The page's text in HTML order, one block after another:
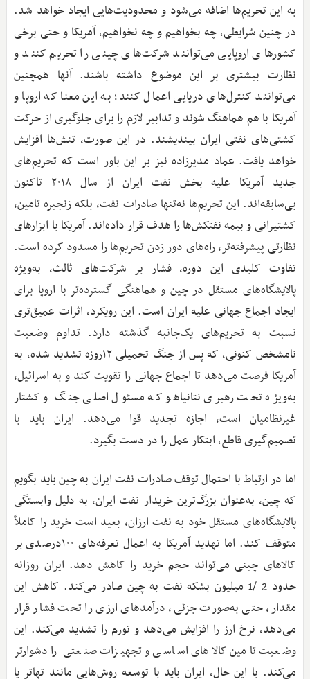
به این تحریم‌ها اضافه می‌شود و محدودیت‌هایی ایجاد خواهد شد.
در چنین شرایطی، چه بخواهیم و چه نخواهیم، آمریکا و حتی برخی
کشورهای اروپایی می‌توانند شرکت‌های چینی را تحریم کنند و
نظارت بیشتری بر این موضوع داشته باشند. آنها همچنین
می‌توانند کنترل‌های دریایی اعمال کنند؛ به این معنا که اروپا و
آمریکا با هم هماهنگ شوند و تدابیر لازم را برای جلوگیری از حرکت
کشتی‌های نفتی ایران بیندیشند. در این صورت، تنش‌ها افزایش
خواهد یافت. عماد مدیرزاده نیز بر این باور است که تحریم‌های
جدید آمریکا علیه بخش نفت ایران از سال ۲۰۱۸ تاکنون
بی‌سابقه‌اند. این تحریم‌ها نه‌تنها صادرات نفت، بلکه زنجیره تامین،
کشتیرانی و بیمه نفتکش‌ها را هدف قرار داده‌اند. آمریکا با ابزارهای
نظارتی پیشرفته‌تر، راه‌های دور زدن تحریم‌ها را مسدود کرده است.
تفاوت کلیدی این دوره، فشار بر شرکت‌های ثالث، به‌ویژه
پالایشگاه‌های مستقل در چین و هماهنگی گسترده‌تر با اروپا برای
ایجاد اجماع جهانی علیه ایران است. این رویکرد، اثرات عمیق‌تری
نسبت به تحریم‌های یک‌جانبه گذشته دارد. تداوم وضعیت
نامشخص کنونی، که پس از جنگ تحمیلی ۱۲روزه تشدید شده، به
آمریکا فرصت می‌دهد تا اجماع جهانی را تقویت کند و به اسرائیل،
به‌ویژه تحت رهبری نتانیاهو که مسئول اصلی جنگ و کشتار
غیرنظامیان است، اجازه تجدید قوا می‌دهد. ایران باید با
تصمیم‌گیری قاطع، ابتکار عمل را در دست بگیرد.
اما در ارتباط با احتمال توقف صادرات نفت ایران به چین باید بگویم
که چین، به‌عنوان بزرگ‌ترین خریدار نفت ایران، به دلیل وابستگی
پالایشگاه‌های مستقل خود به نفت ارزان، بعید است خرید را کاملاً
متوقف کند. اما تهدید آمریکا به اعمال تعرفه‌های ۱۰۰درصدی بر
کالاهای چینی می‌تواند حجم خرید را کاهش دهد. ایران روزانه
حدود 2 /1 میلیون بشکه نفت به چین صادر می‌کند. کاهش این
مقدار، حتی به‌صورت جزئی، درآمدهای ارزی را تحت فشار قرار
می‌دهد، نرخ ارز را افزایش می‌دهد و تورم را تشدید می‌کند. این
وضعیت تامین کالاهای اساسی و تجهیزات صنعتی را دشوارتر
می‌کند. با این حال، ایران باید با توسعه روش‌هایی مانند تهاتر یا